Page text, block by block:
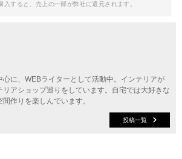
入すると、売上の一部が弊社に還元されます。
に、WEBライターとして活動中。インテリアが
リアショップ巡りをしています。自宅では大好きな
作りを楽しんでいます。
投稿一覧